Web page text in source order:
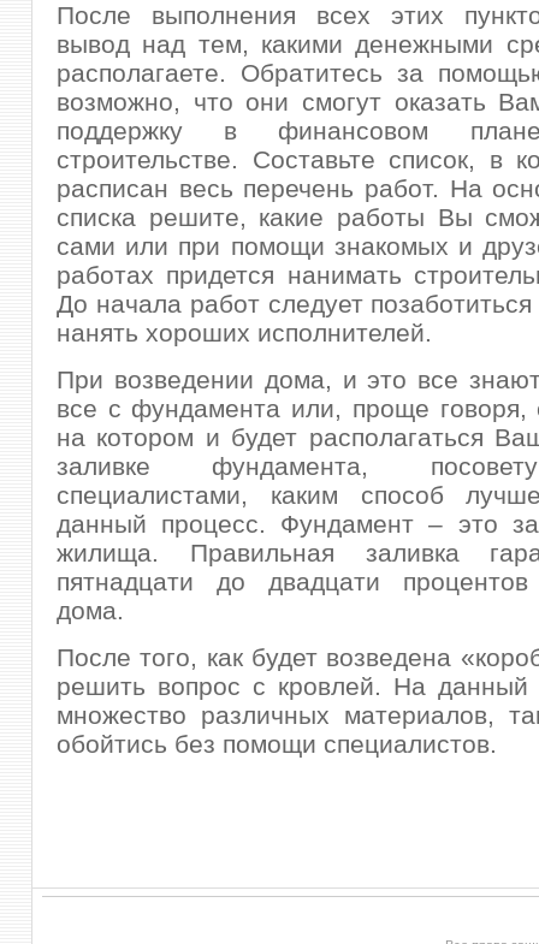
После выполнения всех этих
вывод над тем, какими денежными
располагаете. Обратитесь за
возможно, что они смогут оказать
поддержку в финансовом
строительстве. Составьте список, в
расписан весь перечень работ. На
списка решите, какие работы Вы
сами или при помощи знакомых и
работах придется нанимать
До начала работ следует
нанять хороших исполнителей.
При возведении дома, и это все
все с фундамента или, проще говоря,
на котором и будет располагаться
заливке фундамента,
специалистами, каким способ
данный процесс. Фундамент – это
жилища. Правильная заливка
пятнадцати до двадцати
дома.
После того, как будет возведена
решить вопрос с кровлей. На данный
множество различных материалов,
обойтись без помощи специалистов.